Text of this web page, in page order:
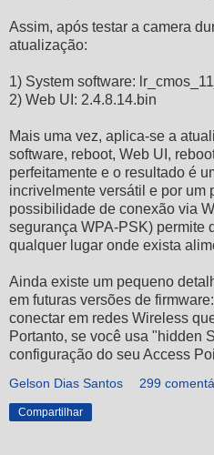
Assim, após testar a camera
atualização:
1) System software:
2) Web UI: 2.4.8.14.bin
Mais uma vez, aplica-se a
software, reboot, Web UI,
perfeitamente e o resultado é
incrivelmente versátil e por um
possibilidade de conexão via
segurança WPA-PSK) permite
qualquer lugar onde exista
Ainda existe um pequeno
em futuras versões de
conectar em redes Wireless
Portanto, se você usa "hidden
configuração do seu Access
Gelson Dias Santos 299
Compartilhar